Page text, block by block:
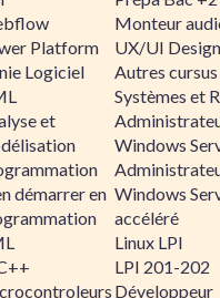
Platform
Logiciel
et
démarrer en
Monteur
UX/UI
Autres cursus
Systèmes et
Windows
Windows
accéléré
Linux LPI
LPI 201-202
Développeur